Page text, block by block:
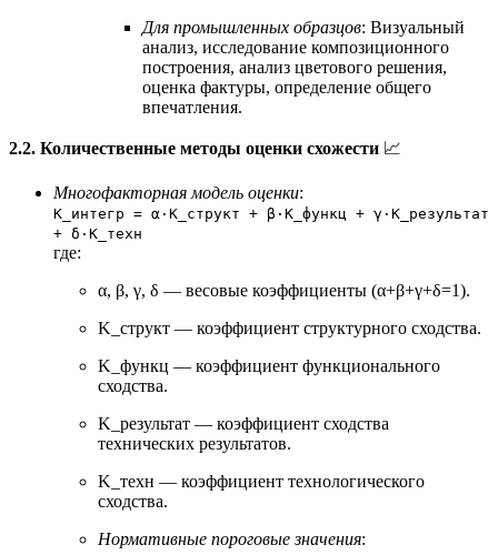
Для промышленных образцов: Визуальный
анализ, исследование композиционного
построения, анализ цветового решения,
оценка фактуры, определение общего
впечатления.
2.2. Количественные методы оценки схожести 📈
Многофакторная модель оценки:
K_интегр = α·K_структ + β·K_функц + γ·K_результат
+ δ·K_техн
где:
α, β, γ, δ — весовые коэффициенты (α+β+γ+δ=1).
K_структ — коэффициент структурного сходства.
K_функц — коэффициент функционального
сходства.
K_результат — коэффициент сходства
технических результатов.
K_техн — коэффициент технологического
сходства.
Нормативные пороговые значения: